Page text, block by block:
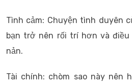
Tình cảm: Chuyện tình duyên
bạn trở nên rối trí hơn và điều
nản.
Tài chính: chòm sao này nên